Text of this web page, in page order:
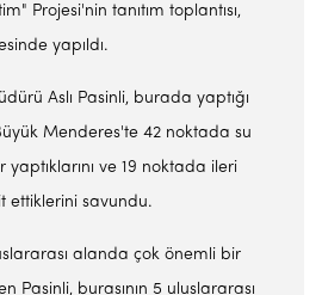
Projesi'nin tanıtım toplantısı,
yapıldı.
Aslı Pasinli, burada yaptığı
Menderes'te 42 noktada su
ve 19 noktada ileri
ettiklerini savundu.
alanda çok önemli bir
Pasinli, burasının 5 uluslararası